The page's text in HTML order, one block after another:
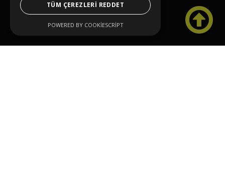

TÜM ÇEREZLERI REDDET
POWERED BY COOKIESCRIPT